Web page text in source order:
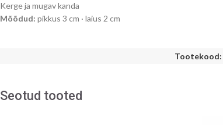
Kerge ja mugav kanda
Mõõdud: pikkus 3 cm · laius 2 cm
Tootekood:
Seotud tooted